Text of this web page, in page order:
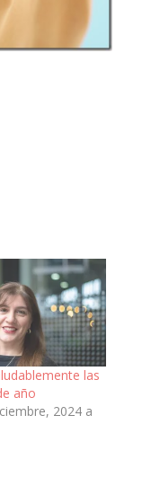
las
año
2024 a